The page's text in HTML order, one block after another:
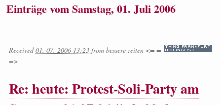
Einträge vom Samstag, 01. Juli 2006
Received01. 07. 2006 13:23 from bessere zeiten <= =
=>
Re: heute: Protest-Soli-Party am